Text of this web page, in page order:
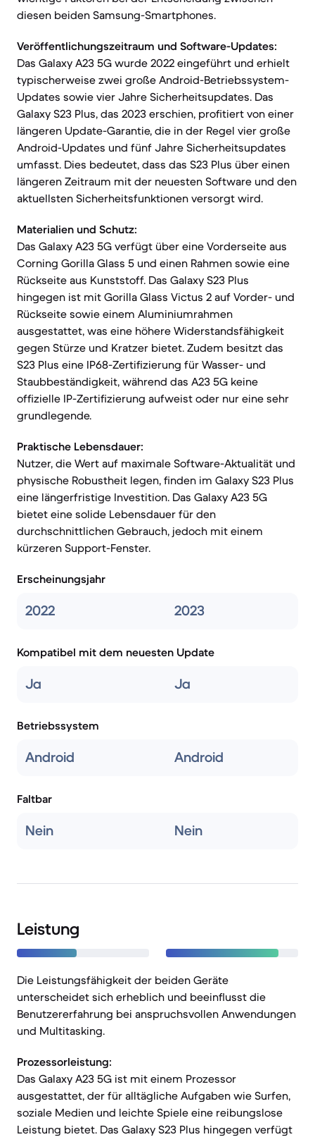
diesen beiden Samsung-Smartphones.
Veröffentlichungszeitraum und Software-Updates:
Das Galaxy A23 5G wurde 2022 eingeführt und erhielt
typischerweise zwei große Android-Betriebssystem-
Updates sowie vier Jahre Sicherheitsupdates. Das
Galaxy S23 Plus, das 2023 erschien, profitiert von einer
längeren Update-Garantie, die in der Regel vier große
Android-Updates und fünf Jahre Sicherheitsupdates
umfasst. Dies bedeutet, dass das S23 Plus über einen
längeren Zeitraum mit der neuesten Software und den
aktuellsten Sicherheitsfunktionen versorgt wird.
Materialien und Schutz:
Das Galaxy A23 5G verfügt über eine Vorderseite aus
Corning Gorilla Glass 5 und einen Rahmen sowie eine
Rückseite aus Kunststoff. Das Galaxy S23 Plus
hingegen ist mit Gorilla Glass Victus 2 auf Vorder- und
Rückseite sowie einem Aluminiumrahmen
ausgestattet, was eine höhere Widerstandsfähigkeit
gegen Stürze und Kratzer bietet. Zudem besitzt das
S23 Plus eine IP68-Zertifizierung für Wasser- und
Staubbeständigkeit, während das A23 5G keine
offizielle IP-Zertifizierung aufweist oder nur eine sehr
grundlegende.
Praktische Lebensdauer:
Nutzer, die Wert auf maximale Software-Aktualität und
physische Robustheit legen, finden im Galaxy S23 Plus
eine längerfristige Investition. Das Galaxy A23 5G
bietet eine solide Lebensdauer für den
durchschnittlichen Gebrauch, jedoch mit einem
kürzeren Support-Fenster.
Erscheinungsjahr
2022 2023
Kompatibel mit dem neuesten Update
Ja Ja
Betriebssystem
Android Android
Faltbar
Nein Nein
Leistung
Die Leistungsfähigkeit der beiden Geräte
unterscheidet sich erheblich und beeinflusst die
Benutzererfahrung bei anspruchsvollen Anwendungen
und Multitasking.
Prozessorleistung:
Das Galaxy A23 5G ist mit einem Prozessor
ausgestattet, der für alltägliche Aufgaben wie Surfen,
soziale Medien und leichte Spiele eine reibungslose
Leistung bietet. Das Galaxy S23 Plus hingegen verfügt